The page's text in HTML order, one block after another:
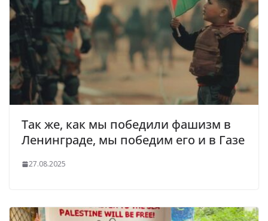
Так же, как мы победили фашизм в
Ленинграде, мы победим его и в Газе
27.08.2025